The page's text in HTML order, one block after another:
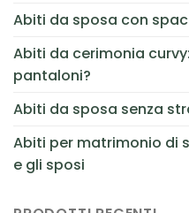
Abiti da sposa con
Abiti da cerimonia
pantaloni?
Abiti da sposa senza
Abiti per matrimonio di
e gli sposi